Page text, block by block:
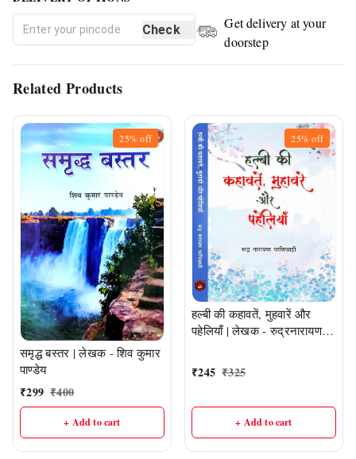
Check
Get delivery at your
doorstep
Related Products
25%off
समृद्ध बस्तर | लेखक - शिव कुमार
पाण्डेय
₹299 ₹400
+ Add to cart
25%off
हल्बी की कहावतें, मुहवारें और
पहेलियाँ | लेखक - रुद्रनारायण
₹245 ₹325
+ Add to cart